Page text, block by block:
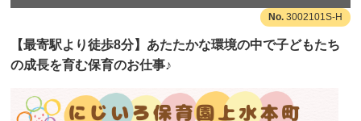
3002101S-H
【最寄駅より徒歩8分】あたたかな環境の中で子どもたち
の成長を育む保育のお仕事♪